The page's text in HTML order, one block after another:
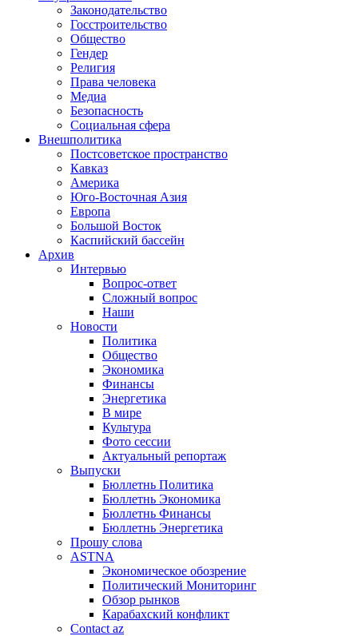
Законодательство
Госстроительство
Общество
Гендер
Религия
Права человека
Медиа
Безопасность
Социальная сфера
Внешполитика
Постсоветское пространство
Кавказ
Америка
Юго-Восточная Азия
Европа
Большой Восток
Каспийский бассейн
Архив
Интервью
Вопрос-ответ
Сложный вопрос
Наши
Новости
Политика
Общество
Экономика
Финансы
Энергетика
В мире
Культура
Фото сессии
Актуальный репортаж
Выпуски
Бюллетнь Политика
Бюллетнь Экономика
Бюллетнь Финансы
Бюллетнь Энергетика
Прошу слова
ASTNA
Экономическое обозрение
Политический Мониторинг
Обзор рынков
Карабахский конфликт
Contact az